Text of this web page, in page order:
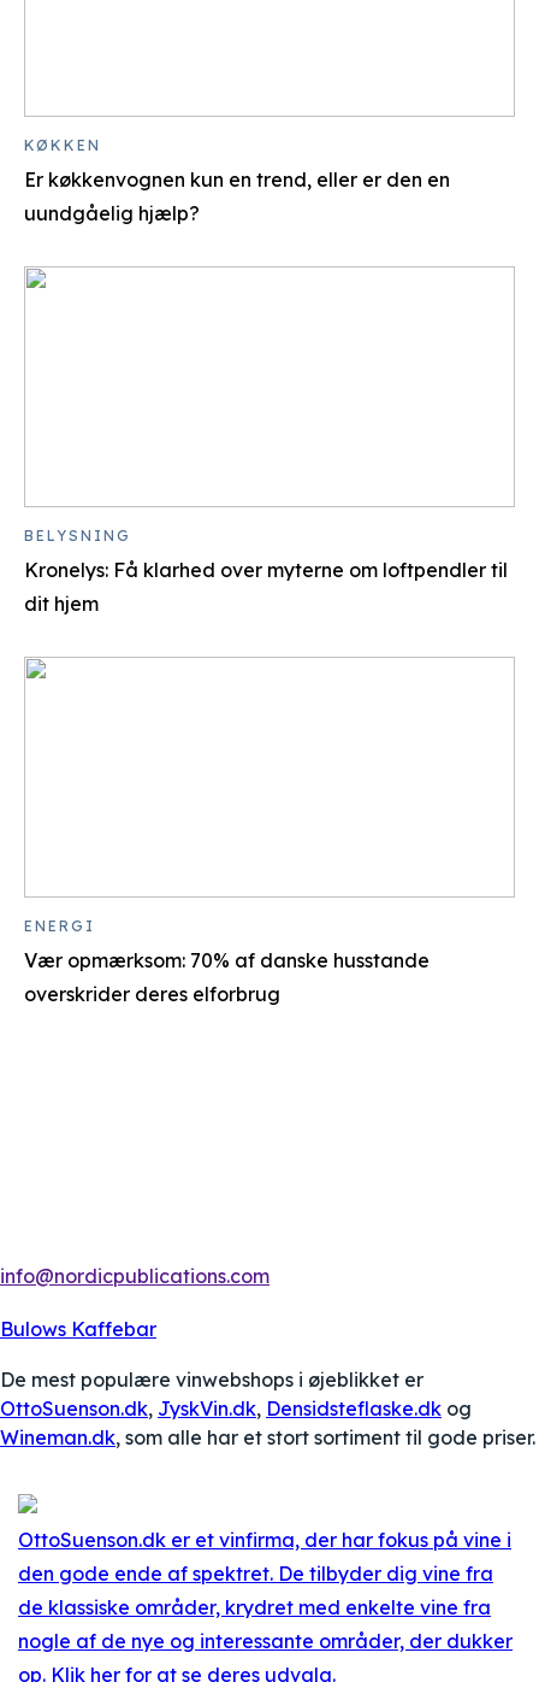
Er køkkenvognen kun en trend, eller er den en
uundgåelig hjælp?
KØKKEN
Kronelys: Få klarhed over myterne om loftpendler til
dit hjem
BELYSNING
Vær opmærksom: 70% af danske husstande
overskrider deres elforbrug
ENERGI
info@nordicpublications.com
Bulows Kaffebar
De mest populære vinwebshops i øjeblikket er
OttoSuenson.dk, JyskVin.dk, Densidsteflaske.dk og
Wineman.dk, som alle har et stort sortiment til gode priser.
OttoSuenson.dk er et vinfirma, der har fokus på vine i
den gode ende af spektret. De tilbyder dig vine fra
de klassiske områder, krydret med enkelte vine fra
nogle af de nye og interessante områder, der dukker
op. Klik her for at se deres udvalg.